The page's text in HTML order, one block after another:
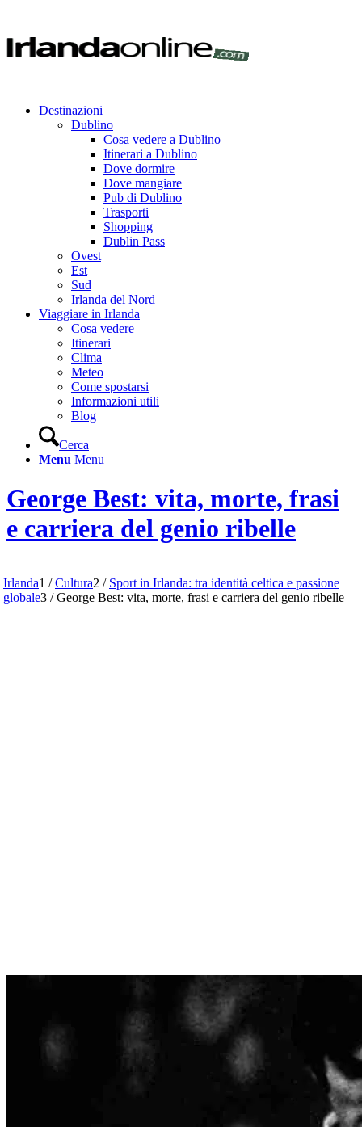
Destinazioni
Dublino
Cosa vedere a Dublino
Itinerari a Dublino
Dove dormire
Dove mangiare
Pub di Dublino
Trasporti
Shopping
Dublin Pass
Ovest
Est
Sud
Irlanda del Nord
Viaggiare in Irlanda
Cosa vedere
Itinerari
Clima
Meteo
Come spostarsi
Informazioni utili
Blog
Cerca
Menu Menu
George Best: vita, morte, frasi
e carriera del genio ribelle
Irlanda1 / Cultura2 / Sport in Irlanda: tra identità celtica e passione
globale3 / George Best: vita, morte, frasi e carriera del genio ribelle